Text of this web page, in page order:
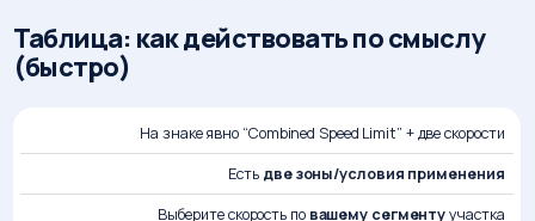
Таблица: как действовать по смыслу
(быстро)
ЧТО ВЫ
ЧТО
ЭТО
ЗНАЧИТ
ЧТО
ДЕЛАТЬ
На знаке явно “Combined Speed Limit” + две скорости
Есть две зоны/условия применения
Выберите скорость по вашему сегментуучастка